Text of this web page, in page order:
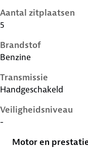
Aantal zitplaatsen
5
Brandstof
Benzine
Transmissie
Handgeschakeld
Veiligheidsniveau
-
Motor en